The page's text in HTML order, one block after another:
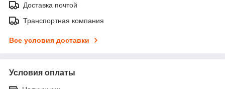
Доставка почтой
Транспортная компания
Все условия доставки
Условия оплаты